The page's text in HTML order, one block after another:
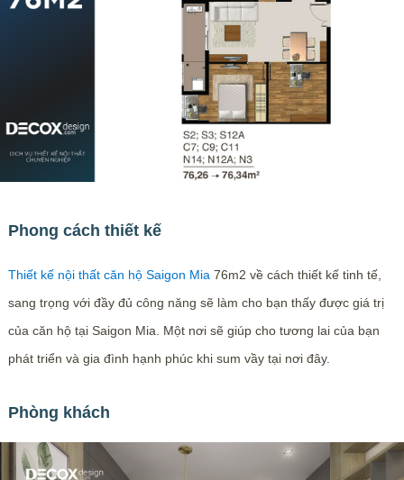
Phong cách thiết kế
Thiết kế nội thất căn hộ Saigon Mia 76m2 về cách thiết kế tinh tế,
sang trọng với đầy đủ công năng sẽ làm cho bạn thấy được giá trị
của căn hộ tại Saigon Mia. Một nơi sẽ giúp cho tương lai của bạn
phát triển và gia đình hạnh phúc khi sum vầy tại nơi đây.
Phòng khách